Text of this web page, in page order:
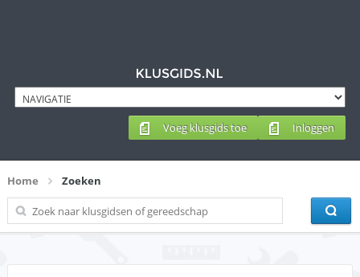
Inloggen
Voeg klusgids toe
Home Zoeken